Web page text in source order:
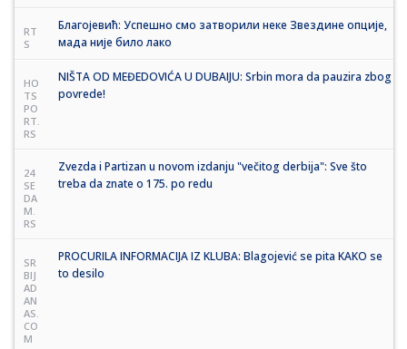
RT
S
Благојевић: Успешно смо затворили неке Звездине опције,
мада није било лако
HO
TS
PO
RT.
RS
NIŠTA OD MEĐEDOVIĆA U DUBAIJU: Srbin mora da pauzira zbog
povrede!
24
SE
DA
M.
RS
Zvezda i Partizan u novom izdanju "večitog derbija": Sve što
treba da znate o 175. po redu
SR
BIJ
AD
AN
AS.
CO
M
PROCURILA INFORMACIJA IZ KLUBA: Blagojević se pita KAKO se
to desilo